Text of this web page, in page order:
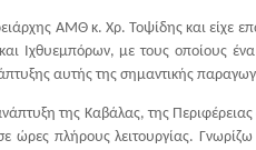
ΑΜΘ κ. Χρ. Τοψίδης και είχε
με τους οποίους ένα
αυτής της σημαντικής
της Καβάλας, της
ώρες πλήρους λειτουργίας.